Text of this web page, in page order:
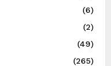
(6)
(2)
(49)
(265)